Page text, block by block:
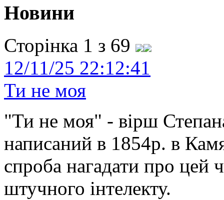
Новини
Сторінка 1 з 69
12/11/25 22:12:41
Ти не моя
"Ти не моя" - вірш
написаний в 1854р. в
спроба нагадати про цей
штучного інтелекту.